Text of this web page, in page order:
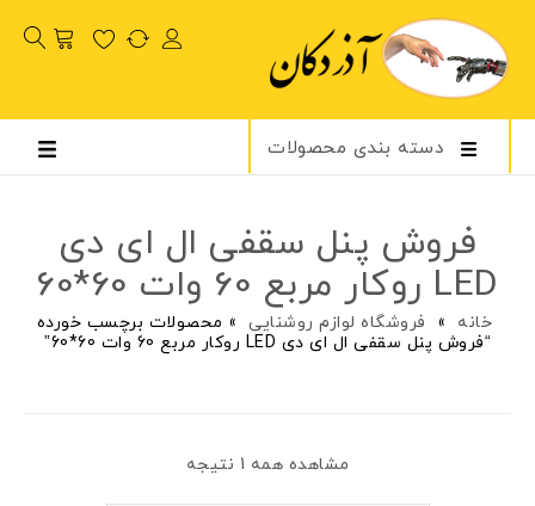
دسته بندی محصولات
فروش پنل سقفی ال ای دی
LED روکار مربع 60 وات 60*60
خانه » فروشگاه لوازم روشنایی » محصولات برچسب خورده
“فروش پنل سقفی ال ای دی LED روکار مربع 60 وات 60*60”
مشاهده همه 1 نتیجه